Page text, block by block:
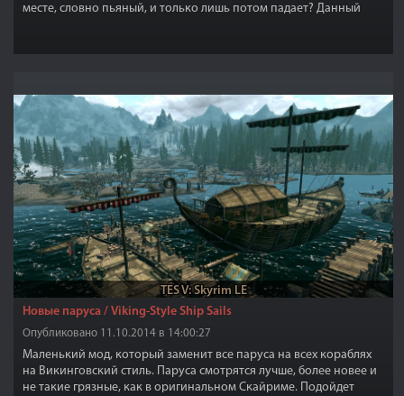
месте, словно пьяный, и только лишь потом падает? Данный
после смерти.
TES V: Skyrim LE
Новые паруса / Viking-Style Ship Sails
Опубликовано 11.10.2014 в 14:00:27
Маленький мод, который заменит все паруса на всех кораблях
на Викинговский стиль. Паруса смотрятся лучше, более новее и
не такие грязные, как в оригинальном Скайриме. Подойдет